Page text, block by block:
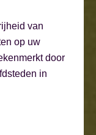
van
op uw
door
in